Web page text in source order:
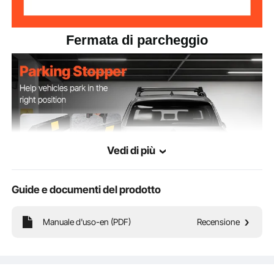
Fermata di parcheggio
Vedi di più
Guide e documenti del prodotto
Manuale d'uso-en (PDF) Recensione